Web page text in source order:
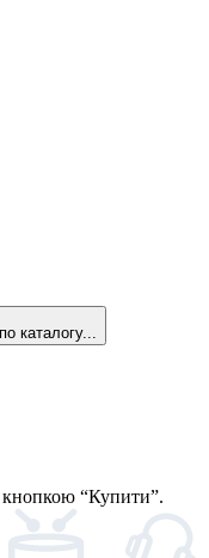
каталогу...
“Купити”.